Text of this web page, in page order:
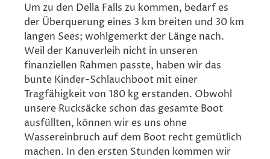
Um zu den Della Falls zu kommen, bedarf es
der Überquerung eines 3 km breiten und 30 km
langen Sees; wohlgemerkt der Länge nach.
Weil der Kanuverleih nicht in unseren
finanziellen Rahmen passte, haben wir das
bunte Kinder-Schlauchboot mit einer
Tragfähigkeit von 180 kg erstanden. Obwohl
unsere Rucksäcke schon das gesamte Boot
ausfüllten, können wir es uns ohne
Wassereinbruch auf dem Boot recht gemütlich
machen. In den ersten Stunden kommen wir